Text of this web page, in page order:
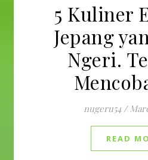
5 Kuliner
Jepang
Ngeri.
nugeru54 /
READ